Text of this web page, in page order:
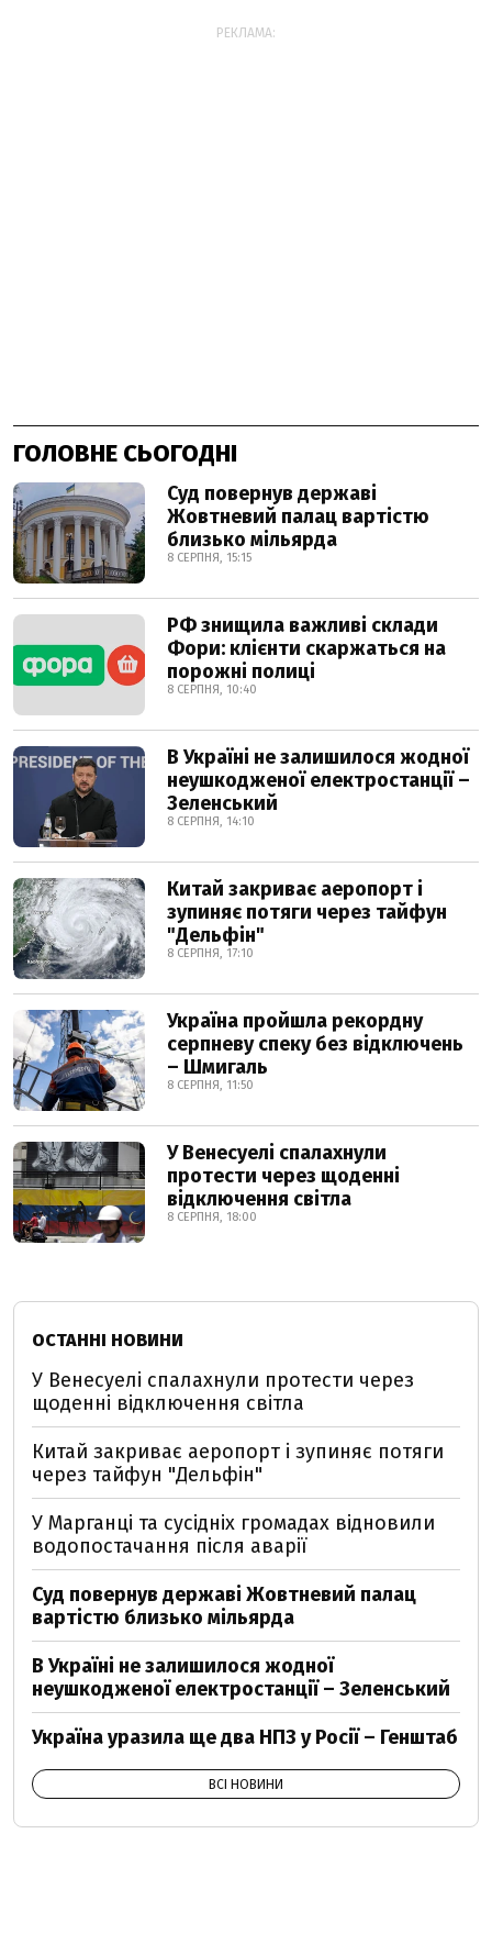
РЕКЛАМА:
ГОЛОВНЕ СЬОГОДНІ
Суд повернув державі
Жовтневий палац вартістю
близько мільярда
8 СЕРПНЯ, 15:15
РФ знищила важливі склади
Фори: клієнти скаржаться на
порожні полиці
8 СЕРПНЯ, 10:40
В Україні не залишилося жодної
неушкодженої електростанції –
Зеленський
8 СЕРПНЯ, 14:10
Китай закриває аеропорт і
зупиняє потяги через тайфун
"Дельфін"
8 СЕРПНЯ, 17:10
Україна пройшла рекордну
серпневу спеку без відключень
– Шмигаль
8 СЕРПНЯ, 11:50
У Венесуелі спалахнули
протести через щоденні
відключення світла
8 СЕРПНЯ, 18:00
ОСТАННІ НОВИНИ
У Венесуелі спалахнули протести через
щоденні відключення світла
Китай закриває аеропорт і зупиняє потяги
через тайфун "Дельфін"
У Марганці та сусідніх громадах відновили
водопостачання після аварії
Суд повернув державі Жовтневий палац
вартістю близько мільярда
В Україні не залишилося жодної
неушкодженої електростанції – Зеленський
Україна уразила ще два НПЗ у Росії – Генштаб
ВСІ НОВИНИ